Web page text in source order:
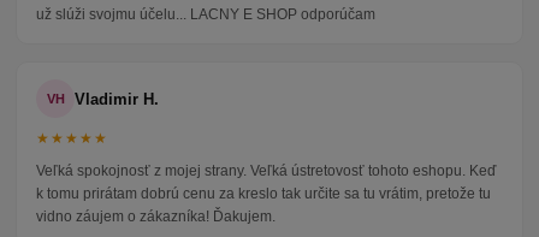
už slúži svojmu účelu... LACNY E SHOP odporúčam
VH Vladimir H.
★★★★★
Veľká spokojnosť z mojej strany. Veľká ústretovosť tohoto eshopu. Keď
k tomu prirátam dobrú cenu za kreslo tak určite sa tu vrátim, pretože tu
vidno záujem o zákazníka! Ďakujem.